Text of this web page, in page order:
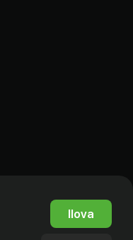
Ilova